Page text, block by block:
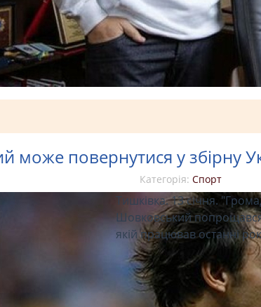
може повернутися у збірну
Категорія: Спорт
Тишківка. 13 січня.
Шовковський
якій працював останні